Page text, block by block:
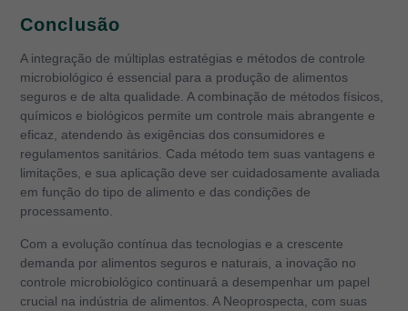
Conclusão
A integração de múltiplas estratégias e métodos de controle
microbiológico é essencial para a produção de alimentos
seguros e de alta qualidade. A combinação de métodos físicos,
químicos e biológicos permite um controle mais abrangente e
eficaz, atendendo às exigências dos consumidores e
regulamentos sanitários. Cada método tem suas vantagens e
limitações, e sua aplicação deve ser cuidadosamente avaliada
em função do tipo de alimento e das condições de
processamento.
Com a evolução contínua das tecnologias e a crescente
demanda por alimentos seguros e naturais, a inovação no
controle microbiológico continuará a desempenhar um papel
crucial na indústria de alimentos. A Neoprospecta, com suas